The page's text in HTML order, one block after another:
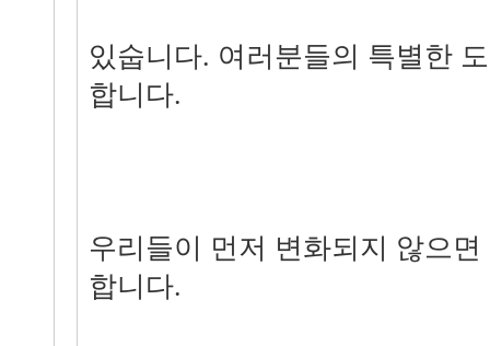
있숩니다. 여러분들의 특별한
합니다.
우리들이 먼저 변화되지 않으
합니다.